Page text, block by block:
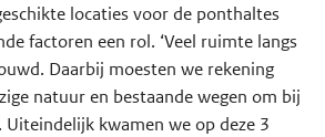
locaties voor de ponthaltes
factoren een rol. ‘Veel ruimte langs
Daarbij moesten we rekening
natuur en bestaande wegen om bij
kwamen we op deze 3